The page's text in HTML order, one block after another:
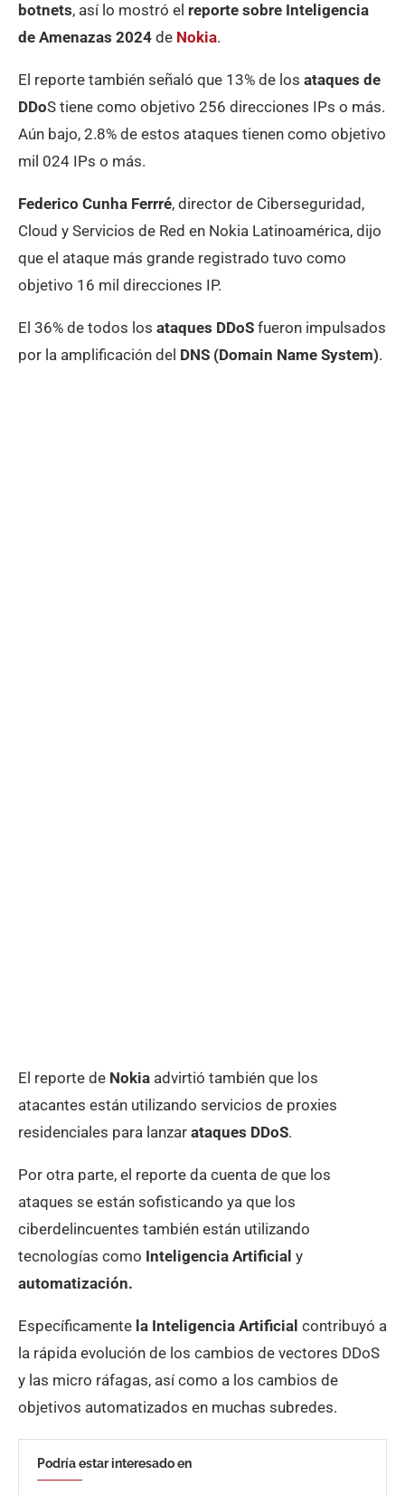
botnets, así lo mostró el reporte sobre Inteligencia
de Amenazas 2024 de Nokia.
El reporte también señaló que 13% de los ataques de
DDoS tiene como objetivo 256 direcciones IPs o más.
Aún bajo, 2.8% de estos ataques tienen como objetivo
mil 024 IPs o más.
Federico Cunha Ferrré, director de Ciberseguridad,
Cloud y Servicios de Red en Nokia Latinoamérica, dijo
que el ataque más grande registrado tuvo como
objetivo 16 mil direcciones IP.
El 36% de todos los ataques DDoS fueron impulsados
por la amplificación del DNS (Domain Name System).
El reporte de Nokia advirtió también que los
atacantes están utilizando servicios de proxies
residenciales para lanzar ataques DDoS.
Por otra parte, el reporte da cuenta de que los
ataques se están sofisticando ya que los
ciberdelincuentes también están utilizando
tecnologías como Inteligencia Artificial y
automatización.
Específicamente la Inteligencia Artificial contribuyó a
la rápida evolución de los cambios de vectores DDoS
y las micro ráfagas, así como a los cambios de
objetivos automatizados en muchas subredes.
Podría estar interesado en